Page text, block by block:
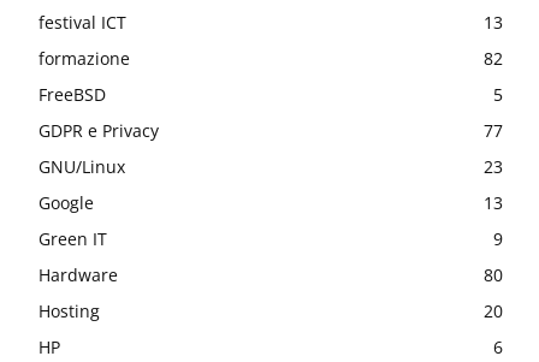
festival ICT
13
formazione
82
FreeBSD
5
GDPR e Privacy
77
GNU/Linux
23
Google
13
Green IT
9
Hardware
80
Hosting
20
HP
6